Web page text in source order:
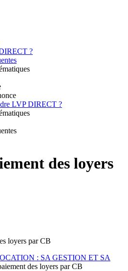
?
LVP DIRECT ?
des loyers
loyers par CB
: SA GESTION ET SA
des loyers par CB